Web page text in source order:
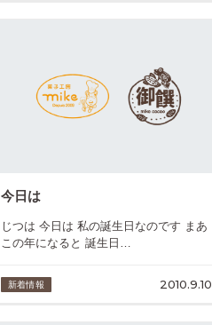
今日は
じつは 今日は 私の誕生日なのです まあ
この年になると 誕生日…
新着情報 2010.9.10